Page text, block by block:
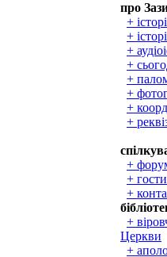
про
+
+
+
+
+
+
+
+
+
+
+
+
Церкви
+